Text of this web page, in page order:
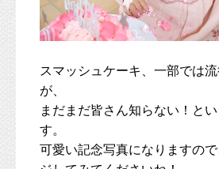
スマッシュケーキ、一部では
が、
まだまだ皆さん知らない！と
す。
可愛い記念写真になりますの